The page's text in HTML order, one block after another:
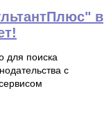
в
для поиска
с